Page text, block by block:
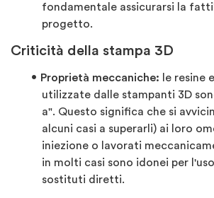
fondamentale assicurarsi la
progetto.
Criticità della stampa 3D
Proprietà meccaniche: le resine
utilizzate dalle stampanti 3D
a". Questo significa che si
alcuni casi a superarli) ai loro
iniezione o lavorati
in molti casi sono idonei per
sostituti diretti.